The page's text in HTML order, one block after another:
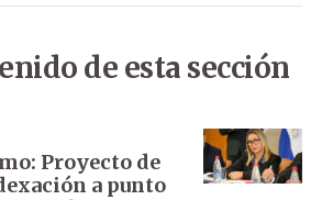
de esta sección
Proyecto de
a punto